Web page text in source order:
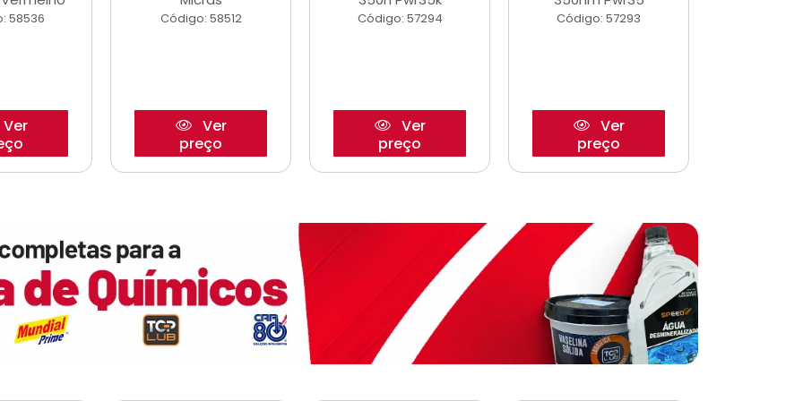
58536
Ver
Código: 58512
Ver
preço
Código: 57294
Ver
preço
Código: 57293
Ver
preço